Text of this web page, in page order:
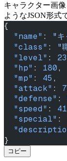
キャラクター画
ようなJSON形式
{
  "name"
: "キ
  "class"
: "
  "level"
: 23
  "hp"
: 180,
  "mp"
: 45 ,
  "attack"
:
  "defense"
:
  "speed"
: 41
  "special"
:
}
コピー